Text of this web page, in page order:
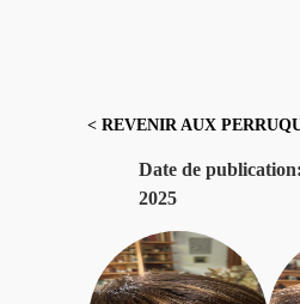
< REVENIR AUX
Date de publication:
2025